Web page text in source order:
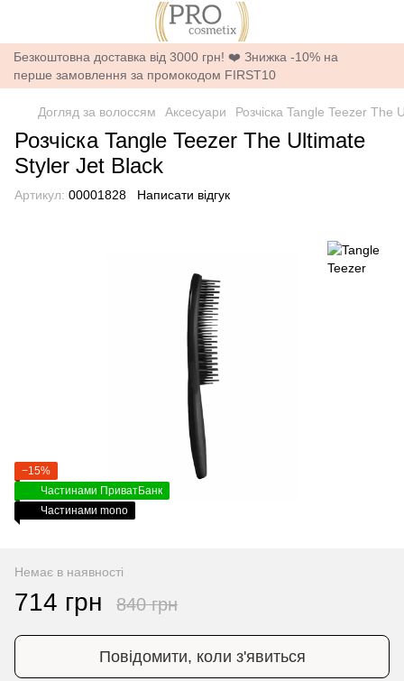
Безкоштовна доставка від 3000 грн! ❤️ Знижка -10% на
перше замовлення за промокодом FIRST10
Догляд за волоссям Аксесуари Розчіска Tangle Teezer The
Розчіска Tangle Teezer The Ultimate
Styler Jet Black
Артикул: 00001828 Написати відгук
−15%
Частинами ПриватБанк
Частинами mono
Немає в наявності
714 грн 840 грн
Повідомити, коли з'явиться